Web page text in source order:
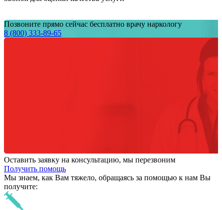
Позвоните прямо сейчас бесплатно врачу наркологу
8 (800) 333-89-65
Оставить заявку на консультацию, мы перезвоним
Получить помощь
Мы знаем, как Вам тяжело, обращаясь за помощью к нам Вы
получите: